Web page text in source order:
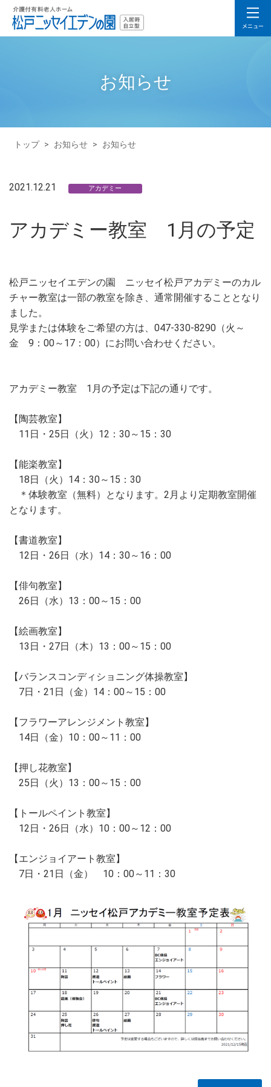
お知らせ
トップ > お知らせ > お知らせ
2021.12.21 アカデミー
アカデミー教室 1月の予定
松戸ニッセイエデンの園 ニッセイ松戸アカデミーのカル
チャー教室は一部の教室を除き、通常開催することとなり
ました。
見学または体験をご希望の方は、047-330-8290（火～
金 9：00～17：00）にお問い合わせください。
アカデミー教室 1月の予定は下記の通りです。
【陶芸教室】
11日・25日（火）12：30～15：30
【能楽教室】
18日（火）14：30～15：30
＊体験教室（無料）となります。2月より定期教室開催
となります。
【書道教室】
12日・26日（水）14：30～16：00
【俳句教室】
26日（水）13：00～15：00
【絵画教室】
13日・27日（木）13：00～15：00
【バランスコンディショニング体操教室】
7日・21日（金）14：00～15：00
【フラワーアレンジメント教室】
14日（金）10：00～11：00
【押し花教室】
25日（火）13：00～15：00
【トールペイント教室】
12日・26日（水）10：00～12：00
【エンジョイアート教室】
7日・21日（金） 10：00～11：30